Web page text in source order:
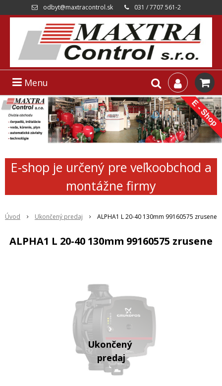
odbyt@maxtracontrol.sk 031 / 7707 561-2
Menu
E-shop je určený pre veľkoobchod a
montážne firmy
Úvod Ukončený predaj ALPHA1 L 20-40 130mm 99160575 zrusene
ALPHA1 L 20-40 130mm 99160575 zrusene